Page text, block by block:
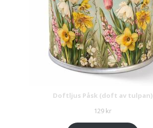
Doftljus Påsk (doft av tulpan)
129 kr